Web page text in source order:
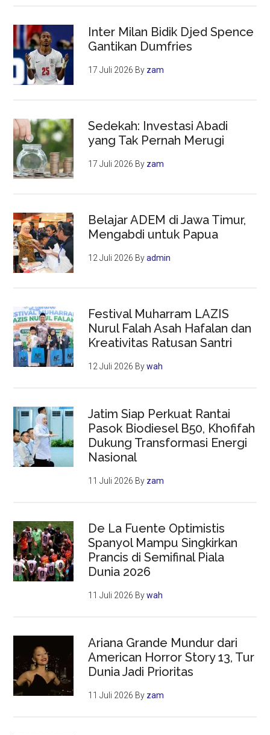
Inter Milan Bidik Djed Spence
Gantikan Dumfries
17 Juli 2026 By zam
Sedekah: Investasi Abadi
yang Tak Pernah Merugi
17 Juli 2026 By zam
Belajar ADEM di Jawa Timur,
Mengabdi untuk Papua
12 Juli 2026 Byadmin
Festival Muharram LAZIS
Nurul Falah Asah Hafalan dan
Kreativitas Ratusan Santri
12 Juli 2026 Bywah
Jatim Siap Perkuat Rantai
Pasok Biodiesel B50, Khofifah
Dukung Transformasi Energi
Nasional
11 Juli 2026 By zam
De La Fuente Optimistis
Spanyol Mampu Singkirkan
Prancis di Semifinal Piala
Dunia 2026
11 Juli 2026 Bywah
Ariana Grande Mundur dari
American Horror Story 13, Tur
Dunia Jadi Prioritas
11 Juli 2026 By zam